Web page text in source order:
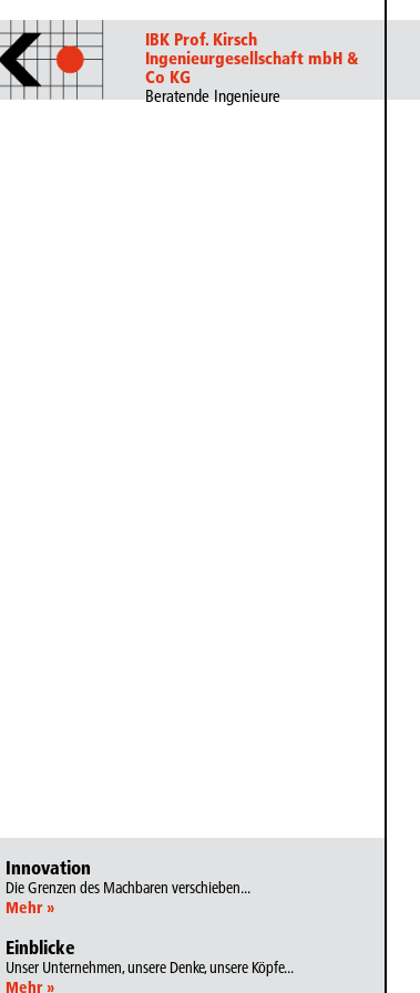
IBK Prof. Kirsch
Ingenieurgesellschaft mbH &
Co KG
Beratende Ingenieure
Innovation
Die Grenzen des Machbaren verschieben...
Mehr »
Einblicke
Unser Unternehmen, unsere Denke, unsere Köpfe...
Mehr »